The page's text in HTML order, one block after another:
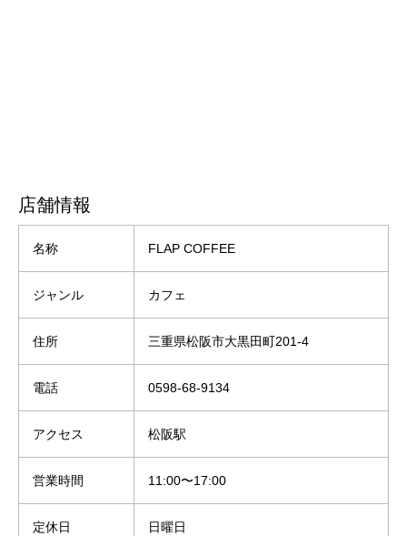
店舗情報
名称 FLAP COFFEE
ジャンル カフェ
住所 三重県松阪市大黒田町201-4
電話 0598-68-9134
アクセス 松阪駅
営業時間 11:00〜17:00
定休日 日曜日